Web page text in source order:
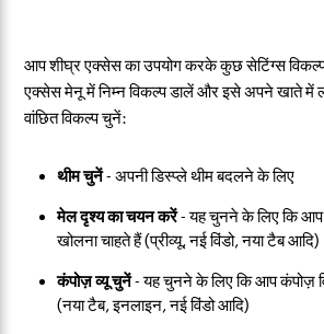
आप शीघ्र एक्सेस का उपयोग करके कुछ सेटिंग्स
एक्सेस मेनू में निम्न विकल्प डालें और इसे अपने खाते में
वांछित विकल्प चुनें:
थीम चुनें- अपनी डिस्प्ले थीम बदलने के लिए
मेल दृश्य का चयन करें- यह चुनने के लिए कि
खोलना चाहते हैं (प्रीव्यू, नई विंडो, नया टैब आदि)
कंपोज़ व्यू चुनें- यह चुनने के लिए कि आप कंपोज़
(नया टैब, इनलाइन, नई विंडो आदि)